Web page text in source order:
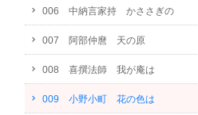
006 中納言家持 かささぎの
007 阿部仲麿 天の原
008 喜撰法師 我が庵は
009 小野小町 花の色は